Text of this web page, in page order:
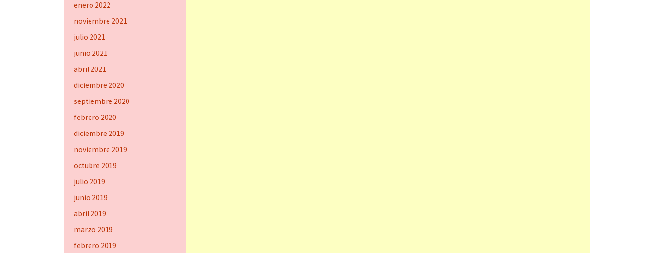
enero 2022
noviembre 2021
julio 2021
junio 2021
abril 2021
diciembre 2020
septiembre 2020
febrero 2020
diciembre 2019
noviembre 2019
octubre 2019
julio 2019
junio 2019
abril 2019
marzo 2019
febrero 2019